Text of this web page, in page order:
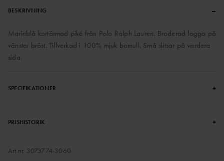
BESKRIVNING –
Marinblå kortärmad piké från Polo Ralph Lauren. Broderad logga på
vänster bröst. Tillverkad i 100% mjuk bomull. Små slitsar på vardera
sida.
SPECIFIKATIONER +
PRISHISTORIK +
Art.nr. 3073774-3060